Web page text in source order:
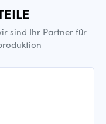
sind Ihr Partner für